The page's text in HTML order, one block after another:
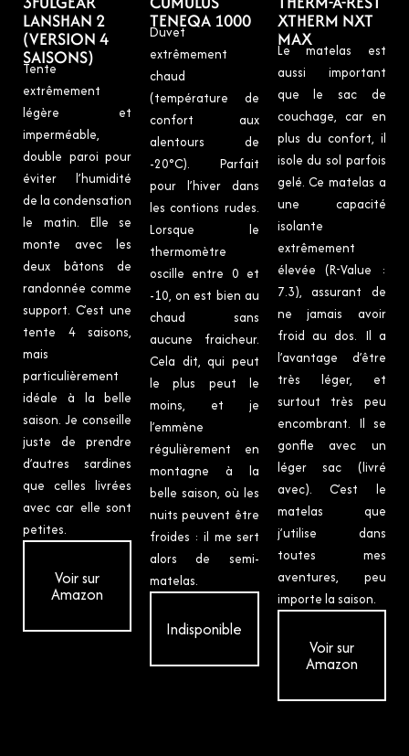
LANSHAN 2
(VERSION 4
SAISONS)
Tente
extrêmement
légère et
imperméable,
double paroi pour
éviter l’humidité
de la condensation
le matin. Elle se
monte avec les
deux bâtons de
randonnée comme
support. C’est une
tente 4 saisons,
mais
particulièrement
idéale à la belle
saison. Je conseille
juste de prendre
d’autres sardines
que celles livrées
avec car elle sont
petites.
Voir sur
Amazon
TENEQA 1000
Duvet
extrêmement
chaud
(température de
confort aux
alentours de
-20°C). Parfait
pour l’hiver dans
les contions rudes.
Lorsque le
thermomètre
oscille entre 0 et
-10, on est bien au
chaud sans
aucune fraicheur.
Cela dit, qui peut
le plus peut le
moins, et je
l’emmène
régulièrement en
montagne à la
belle saison, où les
nuits peuvent être
froides : il me sert
alors de semi-
matelas.
Indisponible
XTHERM NXT
MAX
Le matelas est
aussi important
que le sac de
couchage, car en
plus du confort, il
isole du sol parfois
gelé. Ce matelas a
une capacité
isolante
extrêmement
élevée (R-Value :
7.3), assurant de
ne jamais avoir
froid au dos. Il a
l’avantage d’être
très léger, et
surtout très peu
encombrant. Il se
gonfle avec un
léger sac (livré
avec). C’est le
matelas que
j’utilise dans
toutes mes
aventures, peu
importe la saison.
Voir sur
Amazon